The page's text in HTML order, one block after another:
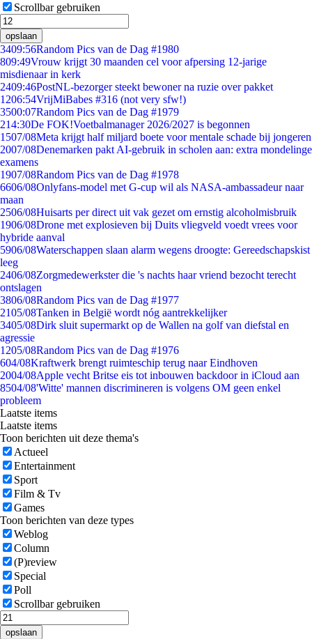
Scrollbar gebruiken
opslaan
3409:56Random Pics van de Dag #1980
809:49Vrouw krijgt 30 maanden cel voor afpersing 12-jarige
misdienaar in kerk
2409:46PostNL-bezorger steekt bewoner na ruzie over pakket
1206:54VrijMiBabes #316 (not very sfw!)
3500:07Random Pics van de Dag #1979
214:30De FOK!Voetbalmanager 2026/2027 is begonnen
1507/08Meta krijgt half miljard boete voor mentale schade bij jongeren
2007/08Denemarken pakt AI-gebruik in scholen aan: extra mondelinge
examens
1907/08Random Pics van de Dag #1978
6606/08Onlyfans-model met G-cup wil als NASA-ambassadeur naar
maan
2506/08Huisarts per direct uit vak gezet om ernstig alcoholmisbruik
1906/08Drone met explosieven bij Duits vliegveld voedt vrees voor
hybride aanval
5906/08Waterschappen slaan alarm wegens droogte: Gereedschapskist
leeg
2406/08Zorgmedewerkster die 's nachts haar vriend bezocht terecht
ontslagen
3806/08Random Pics van de Dag #1977
2105/08Tanken in België wordt nóg aantrekkelijker
3405/08Dirk sluit supermarkt op de Wallen na golf van diefstal en
agressie
1205/08Random Pics van de Dag #1976
604/08Kraftwerk brengt ruimteschip terug naar Eindhoven
2004/08Apple vecht Britse eis tot inbouwen backdoor in iCloud aan
8504/08'Witte' mannen discrimineren is volgens OM geen enkel
probleem
Laatste items
Laatste items
Toon berichten uit deze thema's
Actueel
Entertainment
Sport
Film & Tv
Games
Toon berichten van deze types
Weblog
Column
(P)review
Special
Poll
Scrollbar gebruiken
opslaan